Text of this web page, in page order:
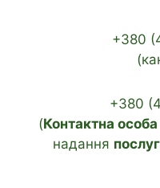
+380
+380
(Контактна
надання послуг